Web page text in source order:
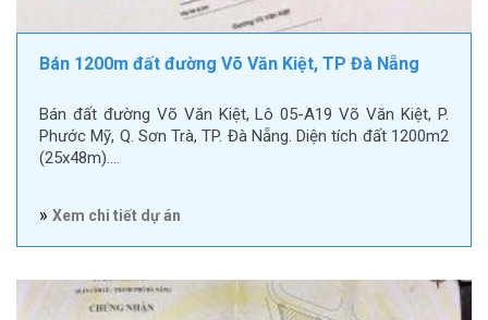
Bán 1200m đất đường Võ Văn Kiệt, TP Đà Nẵng
Bán đất đường Võ Văn Kiệt, Lô 05-A19 Võ Văn Kiệt, P.
Phước Mỹ, Q. Sơn Trà, TP. Đà Nẵng. Diện tích đất 1200m2
(25x48m).…
» Xem chi tiết dự án